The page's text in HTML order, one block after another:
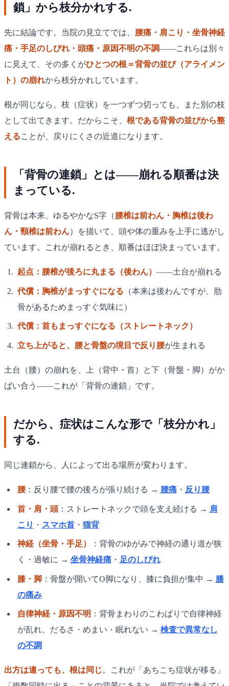
鎖」から枝分かれする.
先に結論です。当院の見立てでは、 腰痛・肩こり・坐骨神経
痛・手足のしびれ・頭痛・原因不明の不調——これらは別々
に見えて、その多くがひとつの根＝背骨の並び（アライメン
ト）の崩れから枝分かれしています。
根が同じなら、枝（症状）を一つずつ切っても、また別の枝
として出てきます。だからこそ、 根である背骨の並びから整
えることが、戻りにくさの近道になります。
「背骨の連鎖」とは——崩れる順番は決
まっている.
背骨は本来、ゆるやかなS字（腰椎は前わん・胸椎は後わ
ん・頸椎は前わん）を描いて、頭や体の重みを上手に逃がし
ています。これが崩れるとき、順番はほぼ決まっています。
起点：腰椎が後ろに丸まる（後わん） ——土台が崩れる
代償：胸椎がまっすぐになる （本来は後わんですが、肋
骨があるためまっすぐ気味に）
代償：首もまっすぐになる（ストレートネック）
立ち上がると、腰と骨盤の境目で反り腰が生まれる
土台（腰）の崩れを、上（背中・首）と下（骨盤・脚）がか
ばい合う——これが「背骨の連鎖」です。
だから、症状はこんな形で「枝分かれ」
する.
同じ連鎖から、人によって出る場所が変わります。
腰：反り腰で腰の後ろが張り続ける → 腰痛・ 反り腰
首・肩・頭：ストレートネックで頭を支え続ける → 肩
こり ・ スマホ首・ 猫背
神経（坐骨・手足）
：背骨のゆがみで神経の通り道が狭
く・過敏に → 坐骨神経痛・ 足のしびれ
膝・脚：骨盤が開いてO脚になり、膝に負担が集中 → 膝
の痛み
自律神経・原因不明 ：背骨まわりのこわばりで自律神経
が乱れ、だるさ・めまい・眠れない → 検査で異常なし
の不調
出方は違っても、根は同じ。これが「あちこち症状が移る」